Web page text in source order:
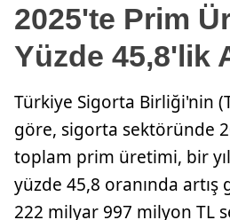
2025'te Prim
Yüzde 45,8'lik
Türkiye Sigorta Birliği'nin
göre, sigorta sektöründe
toplam prim üretimi, bir
yüzde 45,8 oranında
222 milyar 997 milyon TL